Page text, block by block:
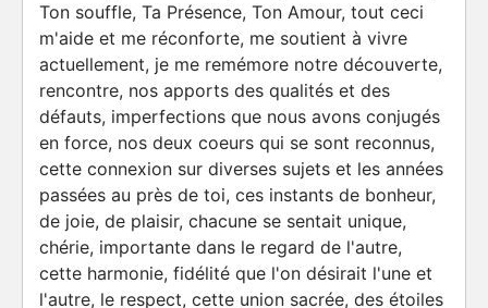
Ton souffle, Ta Présence, Ton Amour, tout ceci
m'aide et me réconforte, me soutient à vivre
actuellement, je me remémore notre découverte,
rencontre, nos apports des qualités et des
défauts, imperfections que nous avons conjugés
en force, nos deux coeurs qui se sont reconnus,
cette connexion sur diverses sujets et les années
passées au près de toi, ces instants de bonheur,
de joie, de plaisir, chacune se sentait unique,
chérie, importante dans le regard de l'autre,
cette harmonie, fidélité que l'on désirait l'une et
l'autre, le respect, cette union sacrée, des étoiles